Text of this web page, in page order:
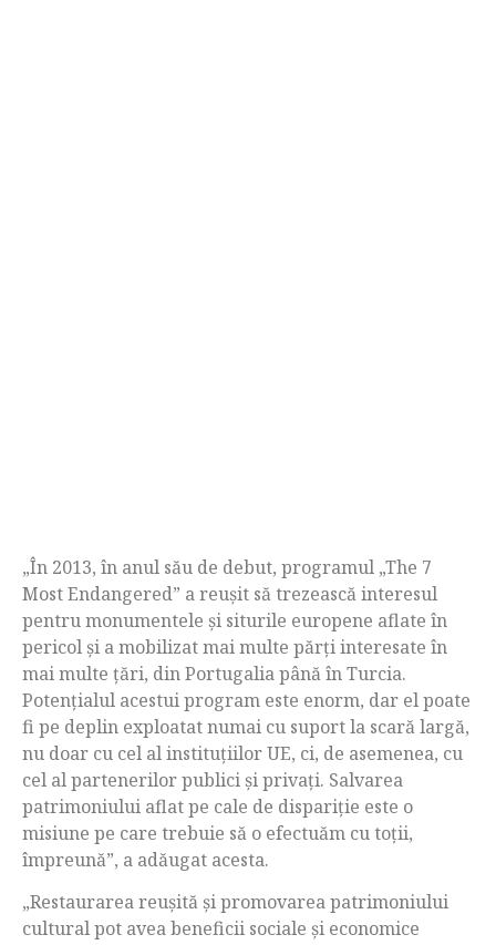
„În 2013, în anul său de debut, programul „The 7
Most Endangered” a reușit să trezească interesul
pentru monumentele și siturile europene aflate în
pericol și a mobilizat mai multe părți interesate în
mai multe țări, din Portugalia până în Turcia.
Potențialul acestui program este enorm, dar el poate
fi pe deplin exploatat numai cu suport la scară largă,
nu doar cu cel al instituțiilor UE, ci, de asemenea, cu
cel al partenerilor publici și privați. Salvarea
patrimoniului aflat pe cale de dispariție este o
misiune pe care trebuie să o efectuăm cu toții,
împreună”, a adăugat acesta.
„Restaurarea reușită și promovarea patrimoniului
cultural pot avea beneficii sociale și economice